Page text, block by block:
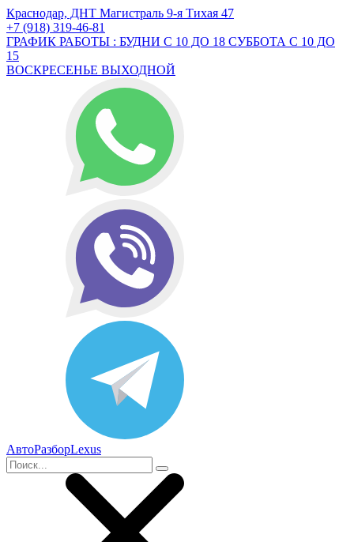
Краснодар, ДНТ Магистраль 9-я Тихая 47
+7 (918) 319-46-81
ГРАФИК РАБОТЫ : БУДНИ С 10 ДО 18 СУББОТА С 10 ДО
15
ВОСКРЕСЕНЬЕ ВЫХОДНОЙ
АвтоРазборLexus